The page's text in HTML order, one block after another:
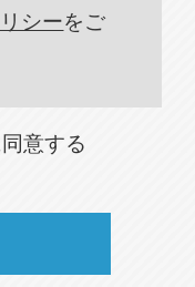
シーをご
意する